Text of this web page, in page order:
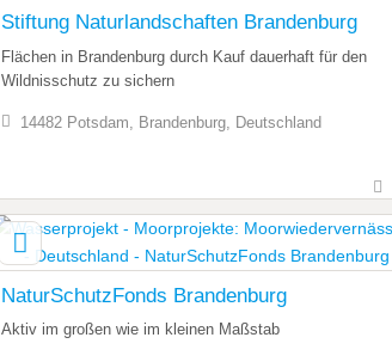
Stiftung Naturlandschaften Brandenburg
Flächen in Brandenburg durch Kauf dauerhaft für den
Wildnisschutz zu sichern
14482 Potsdam, Brandenburg, Deutschland
NaturSchutzFonds Brandenburg
Aktiv im großen wie im kleinen Maßstab